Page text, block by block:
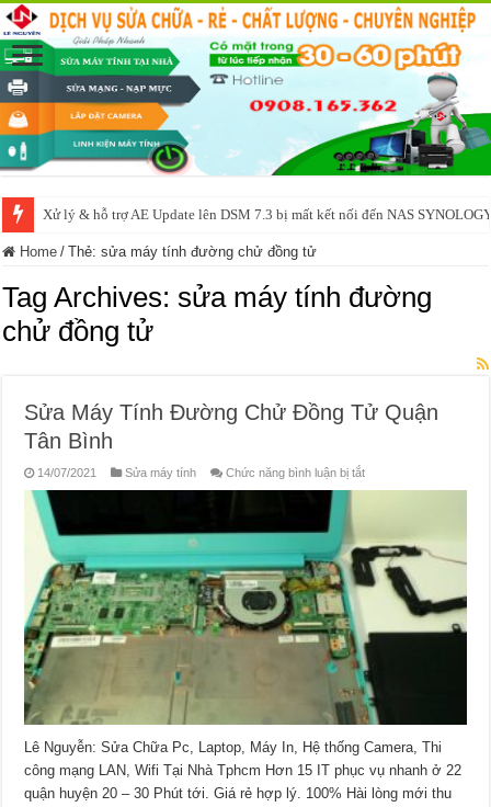
Xử lý & hỗ trợ AE Update lên DSM 7.3 bị mất kết nối đến NAS
Home / Thẻ:sửa máy tính đường chử đồng tử
Tag Archives:sửa máy tính đường
chử đồng tử
Sửa Máy Tính Đường Chử Đồng Tử Quận
Tân Bình
14/07/2021 Sửa máy tính Chức năng bình luận bị tắtở
Đồng
Tử
Quận
Tân
Lê Nguyễn: Sửa Chữa Pc, Laptop, Máy In, Hệ thống Camera, Thi
công mạng LAN, Wifi Tại Nhà Tphcm Hơn 15 IT phục vụ nhanh ở 22
quận huyện 20 – 30 Phút tới. Giá rẻ hợp lý. 100% Hài lòng mới thu